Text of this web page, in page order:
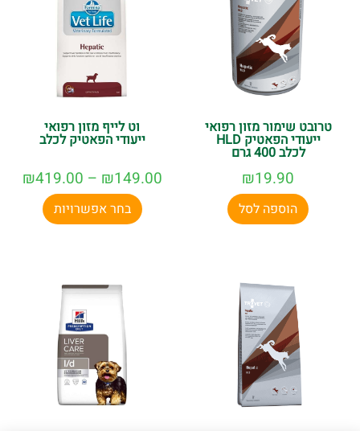
טרובט שימור מזון רפואי
ייעודי הפאטיק HLD
לכלב 400 גרם
₪19.90
הוספה לסל
וט לייף מזון רפואי
ייעודי הפאטיק לכלב
₪149.00
–
₪419.00
בחר אפשרויות